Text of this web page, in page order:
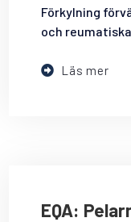
Förkylning
och
Läs mer
EQA: